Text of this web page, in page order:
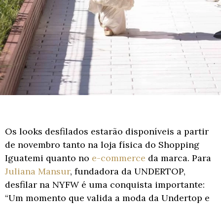
Os looks desfilados estarão disponíveis a partir
de novembro tanto na loja física do Shopping
Iguatemi quanto no e-commerce da marca. Para
Juliana Mansur, fundadora da UNDERTOP,
desfilar na NYFW é uma conquista importante:
“Um momento que valida a moda da Undertop e